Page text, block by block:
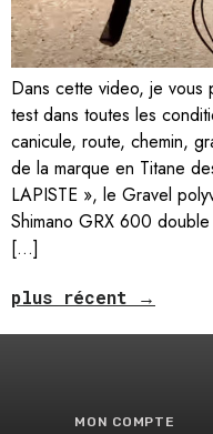
Dans cette video, je vous
test dans toutes les
canicule, route, chemin,
de la marque en Titane
LAPISTE », le Gravel
Shimano GRX 600
[…]
plus récent →
MON COMPTE